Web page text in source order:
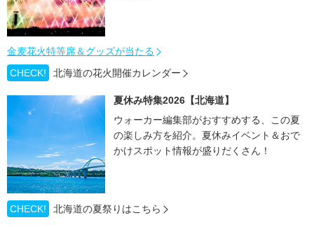
金麦花火特等席＆グッズが当たる
CHECK!
北海道の花火開催カレンダー
夏休み特集2026【北海道】
ウォーカー編集部がおすすめする、この夏
の楽しみ方を紹介。夏休みイベント＆おで
かけスポット情報が盛りだくさん！
CHECK! 北海道の夏祭りはこちら